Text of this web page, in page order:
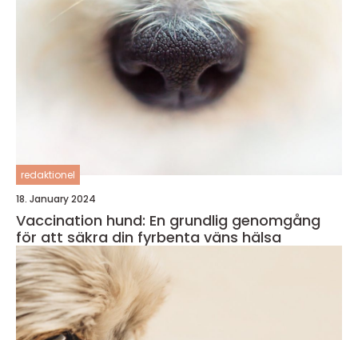
redaktionel
18. January 2024
Vaccination hund: En grundlig genomgång
för att säkra din fyrbenta väns hälsa